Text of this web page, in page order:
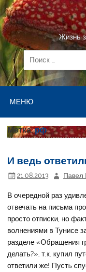
Перейти
к
содержимому
Жизнь
МЕНЮ
Метка:рф
И ведь
21.08.2013 Павел
В очередной раз
отвечать на письма
просто отписки, но
волнениями в Тунисе
разделе «Обращения
делать?», т.к. купил
ответили же! Пусть